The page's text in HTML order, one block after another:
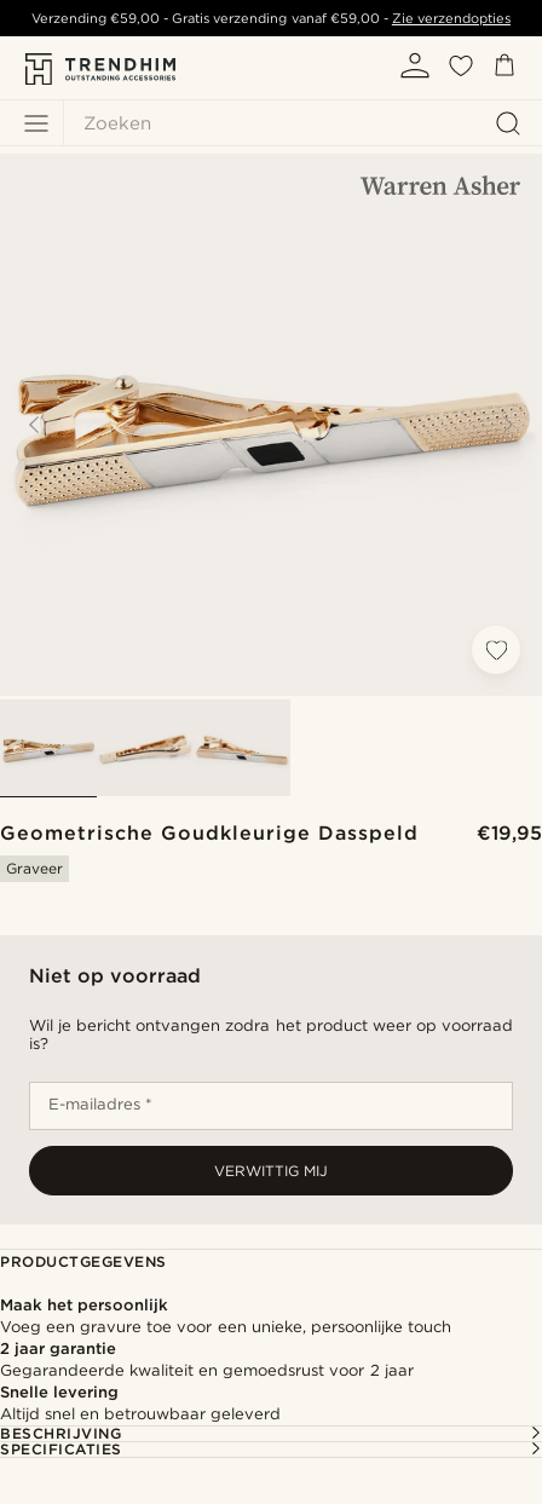
Zoeken
Verzending€59,00 - Gratis verzending vanaf €59,00- Zie verzendopties
Geometrische Goudkleurige Dasspeld €19,95
Graveer
Niet op voorraad
Wil je bericht ontvangen zodra het product weer op voorraad
is?
E-mailadres *
VERWITTIG MIJ
PRODUCTGEGEVENS
Maak het persoonlijk
Voeg een gravure toe voor een unieke, persoonlijke touch
2 jaar garantie
Gegarandeerde kwaliteit en gemoedsrust voor 2 jaar
Snelle levering
Altijd snel en betrouwbaar geleverd
BESCHRIJVING
SPECIFICATIES